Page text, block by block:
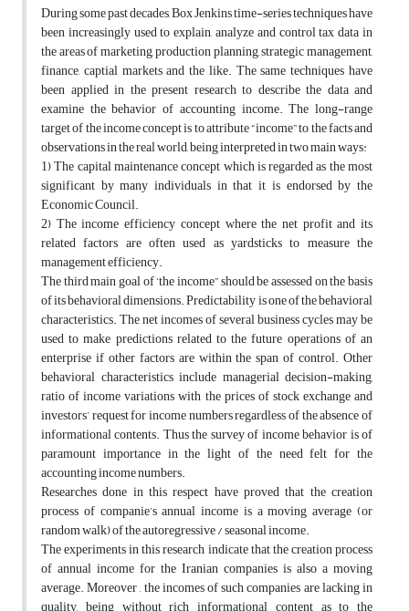
During some past decades, Box Jenkins time-series techniques have
been increasingly used to explain, analyze and control tax data in
the areas of marketing, production planning, strategic management,
finance, captial markets and the like. The same techniques have
been applied in the present research to describe the data and
examine the behavior of accounting income. The long-range
target of the income concept is to attribute “income” to the facts and
observations in the real world, being interpreted in two main ways:
1) The capital maintenance concept which is regarded as the most
significant by many individuals in that it is endorsed by the
Economic Council.
2) The income efficiency concept where the net profit and its
related factors are often used as yardsticks to measure the
management efficiency.
The third main goal of ‘the income” should be assessed on the basis
of its behavioral dimensions. Predictability is one of the behavioral
characteristics. The net incomes of several business cycles may be
used to make predictions related to the future operations of an
enterprise if other factors are within the span of control. Other
behavioral characteristics include managerial decision-making,
ratio of income variations with the prices of stock exchange and
investors’ request for income numbers regardless of the absence of
informational contents. Thus the survey of income behavior is of
paramount importance in the light of the need felt for the
accounting income numbers.
Researches done in this respect have proved that the creation
process of companie’s annual income is a moving average (or
random walk) of the autoregressive / seasonal income.
The experiments in this research indicate that the creation process
of annual income for the Iranian companies is also a moving
average. Moreover , the incomes of such companies are lacking in